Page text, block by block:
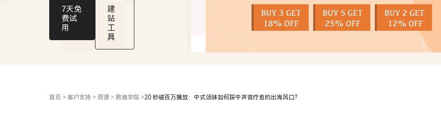
7天免
费试
用
建
站
工
具
首页 > 客户支持 > 资源 > 跨境学院 >20 秒破百万播放：中式颂钵如何踩中声音疗愈的出海风口？